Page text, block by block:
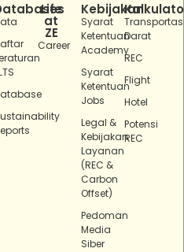
Life
at
ZE
Career
Kebijakan
Syarat
Ketentuan
Academy
Syarat
Ketentuan
Jobs
Legal &
Kebijakan
Layanan
(REC &
Carbon
Offset)
Pedoman
Media
Siber
Darat
REC
Flight
Hotel
Potensi
REC